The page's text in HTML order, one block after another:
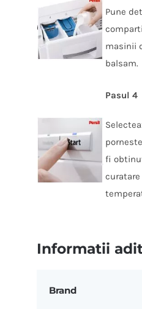
Pune
masinii
balsam.
Pasul 4
fi
Informatii
Brand